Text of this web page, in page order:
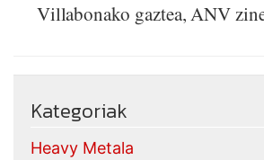
Villabonako gaztea, ANV
Kategoriak
Heavy Metala